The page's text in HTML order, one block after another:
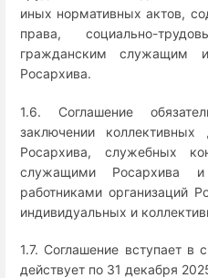
иных нормативных актов,
права, социально-
гражданским служащим и
Росархива.
1.6. Соглашение
заключении коллективных
Росархива, служебных
служащими Росархива
работниками организаций
индивидуальных и
1.7. Соглашение вступает в
действует по 31 декабря